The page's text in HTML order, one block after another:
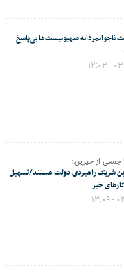
ناجوانمردانه صهیونیست‌ها بی‌پاسخ
از خیرین؛
شریک راهبردی دولت هستند/تسهیل
خیر